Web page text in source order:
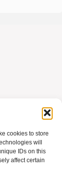
cookies to store
will
IDs on this
affect certain
|
SOCIS